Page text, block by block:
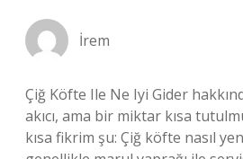
İrem
Çiğ Köfte Ile Ne Iyi Gider
akıcı, ama bir miktar kısa
kısa fikrim şu: Çiğ köfte nasıl